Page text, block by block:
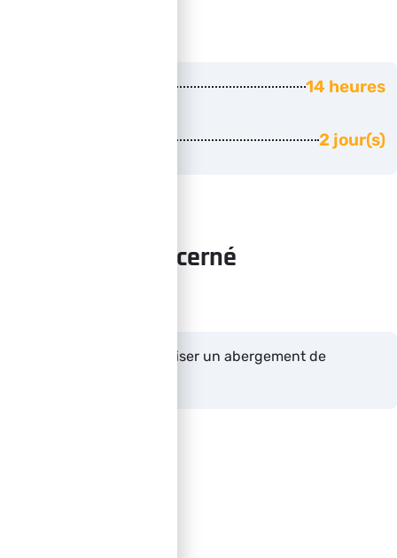
14 heures
2 jour(s)
Public concerné
Tout salarié amené à réaliser un abergement de